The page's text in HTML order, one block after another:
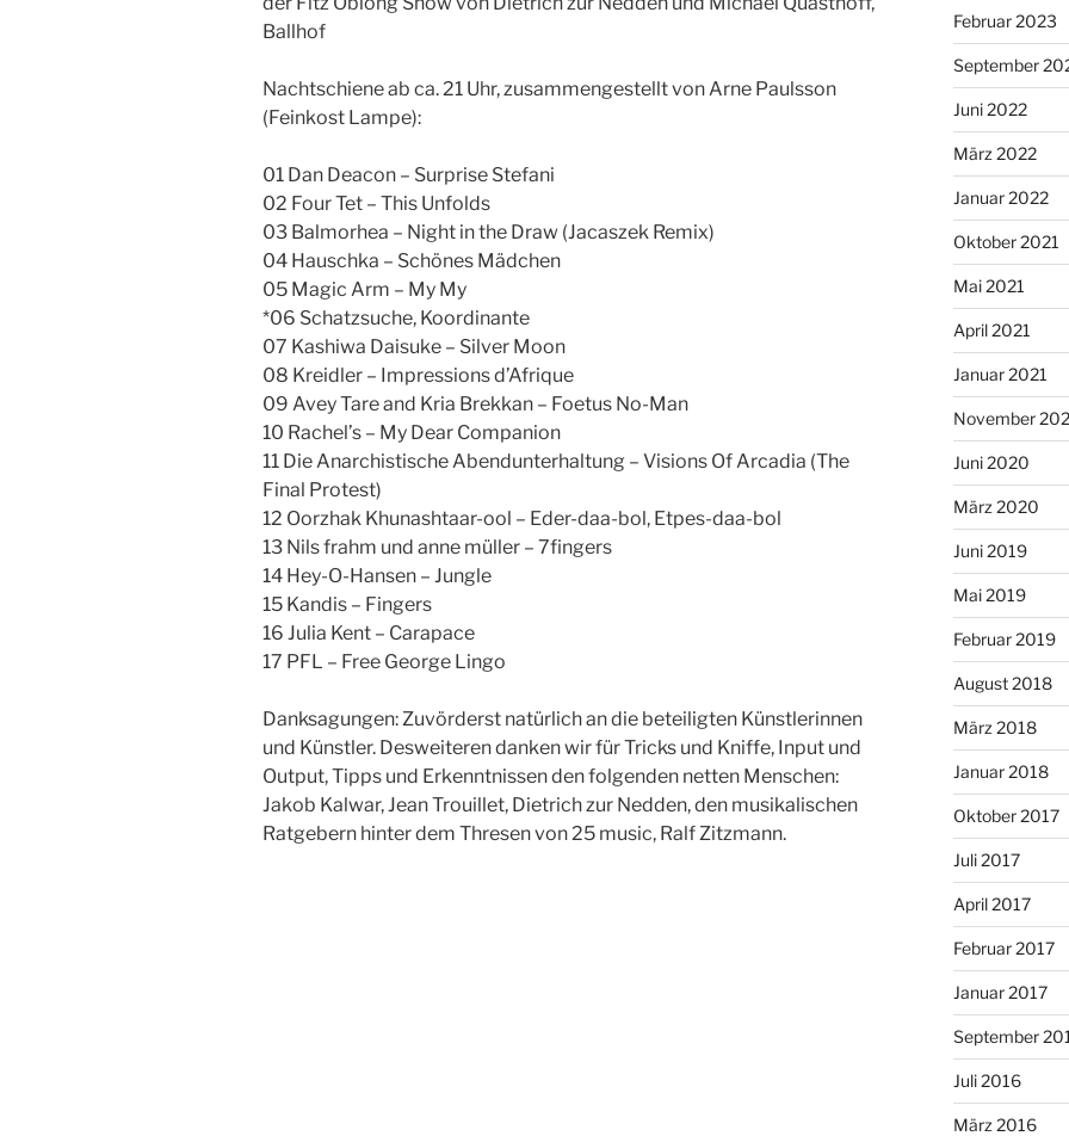
Ballhof
Nachtschiene ab ca. 21 Uhr, zusammengestellt von Arne Paulsson
(Feinkost Lampe):
01 Dan Deacon – Surprise Stefani
02 Four Tet – This Unfolds
03 Balmorhea – Night in the Draw (Jacaszek Remix)
04 Hauschka – Schönes Mädchen
05 Magic Arm – My My
*06 Schatzsuche, Koordinante
07 Kashiwa Daisuke – Silver Moon
08 Kreidler – Impressions d’Afrique
09 Avey Tare and Kria Brekkan – Foetus No-Man
10 Rachel’s – My Dear Companion
11 Die Anarchistische Abendunterhaltung – Visions Of Arcadia (The
Final Protest)
12 Oorzhak Khunashtaar-ool – Eder-daa-bol, Etpes-daa-bol
13 Nils frahm und anne müller – 7fingers
14 Hey-O-Hansen – Jungle
15 Kandis – Fingers
16 Julia Kent – Carapace
17 PFL – Free George Lingo
Danksagungen: Zuvörderst natürlich an die beteiligten Künstlerinnen
und Künstler. Desweiteren danken wir für Tricks und Kniffe, Input und
Output, Tipps und Erkenntnissen den folgenden netten Menschen:
Jakob Kalwar, Jean Trouillet, Dietrich zur Nedden, den musikalischen
Ratgebern hinter dem Thresen von 25 music, Ralf Zitzmann.
Februar 2023
September
Juni 2022
März 2022
Januar 2022
Oktober 2021
Mai 2021
April 2021
Januar 2021
November
Juni 2020
März 2020
Juni 2019
Mai 2019
Februar 2019
August 2018
März 2018
Januar 2018
Oktober 2017
Juli 2017
April 2017
Februar 2017
Januar 2017
September
Juli 2016
März 2016